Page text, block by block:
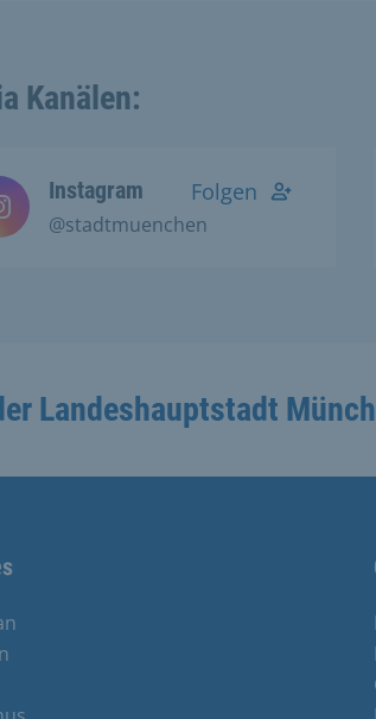
Kanälen:
Instagram
@stadtmuenchen
Folgen
Landeshauptstadt